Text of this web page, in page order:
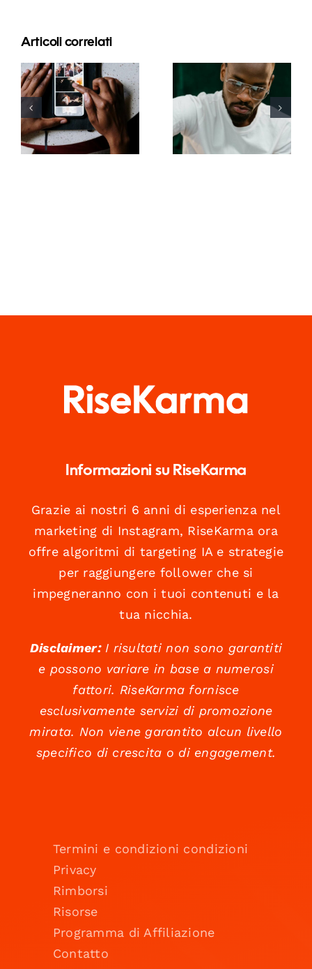
Articoli correlati
Le migliori
app per
animare
foto e
rendere
coinvolgenti
I 17 migliori
consigli
avanzati per
comprendere
l’algoritmo
Informazioni su RiseKarma
Grazie ai nostri 6 anni di esperienza nel
marketing di Instagram, RiseKarma ora
offre algoritmi di targeting IA e strategie
per raggiungere follower che si
impegneranno con i tuoi contenuti e la
tua nicchia.
Disclaimer:I risultati non sono garantiti
e possono variare in base a numerosi
fattori. RiseKarma fornisce
esclusivamente servizi di promozione
mirata. Non viene garantito alcun livello
specifico di crescita o di engagement.
Termini e condizioni condizioni
Privacy
Rimborsi
Risorse
Programma di Affiliazione
Contatto